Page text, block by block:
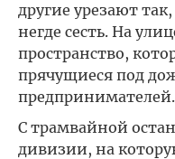
другие урезают
негде сесть. На
пространство,
прячущиеся под
предпринимателей.
С трамвайной
дивизии, на